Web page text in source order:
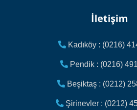
İletişim
Kadıköy : (0216)
Pendik : (0216)
Beşiktaş : (0212)
Şirinevler : (0212)